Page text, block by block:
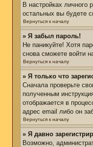
В настройках личного
остальных вы будете
Вернуться к началу
» Я забыл пароль!
Не паникуйте! Хотя
снова сможете войти
Вернуться к началу
» Я только что
Сначала проверьте
полученным
отображается в
адрес email либо он
Вернуться к началу
» Я давно
Возможно,